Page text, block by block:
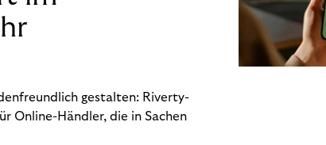
gestalten: Riverty-
Online-Händler, die in Sachen